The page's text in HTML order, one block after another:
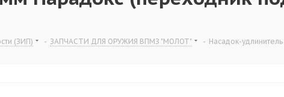
(ЗИП) - ЗАПЧАСТИ ДЛЯ ОРУЖИЯ ВПМЗ "МОЛОТ" - Насадок-